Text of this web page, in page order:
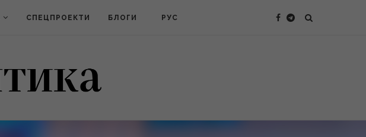
СПЕЦПРОЕКТИ БЛОГИ РУС